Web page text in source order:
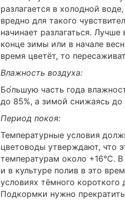
разлагается в холодной
вредно для такого
начинает разлагаться.
конце зимы или в начале
время цветёт, то
Влажность воздуха:
Бо́льшую часть года
до 85%, а зимой снижаясь до
Период покоя:
Температурные условия
цветоводы утверждают, что
температурам около +16°C.
и в культуре полив в это
условиях тёмного
Подкормки нужно